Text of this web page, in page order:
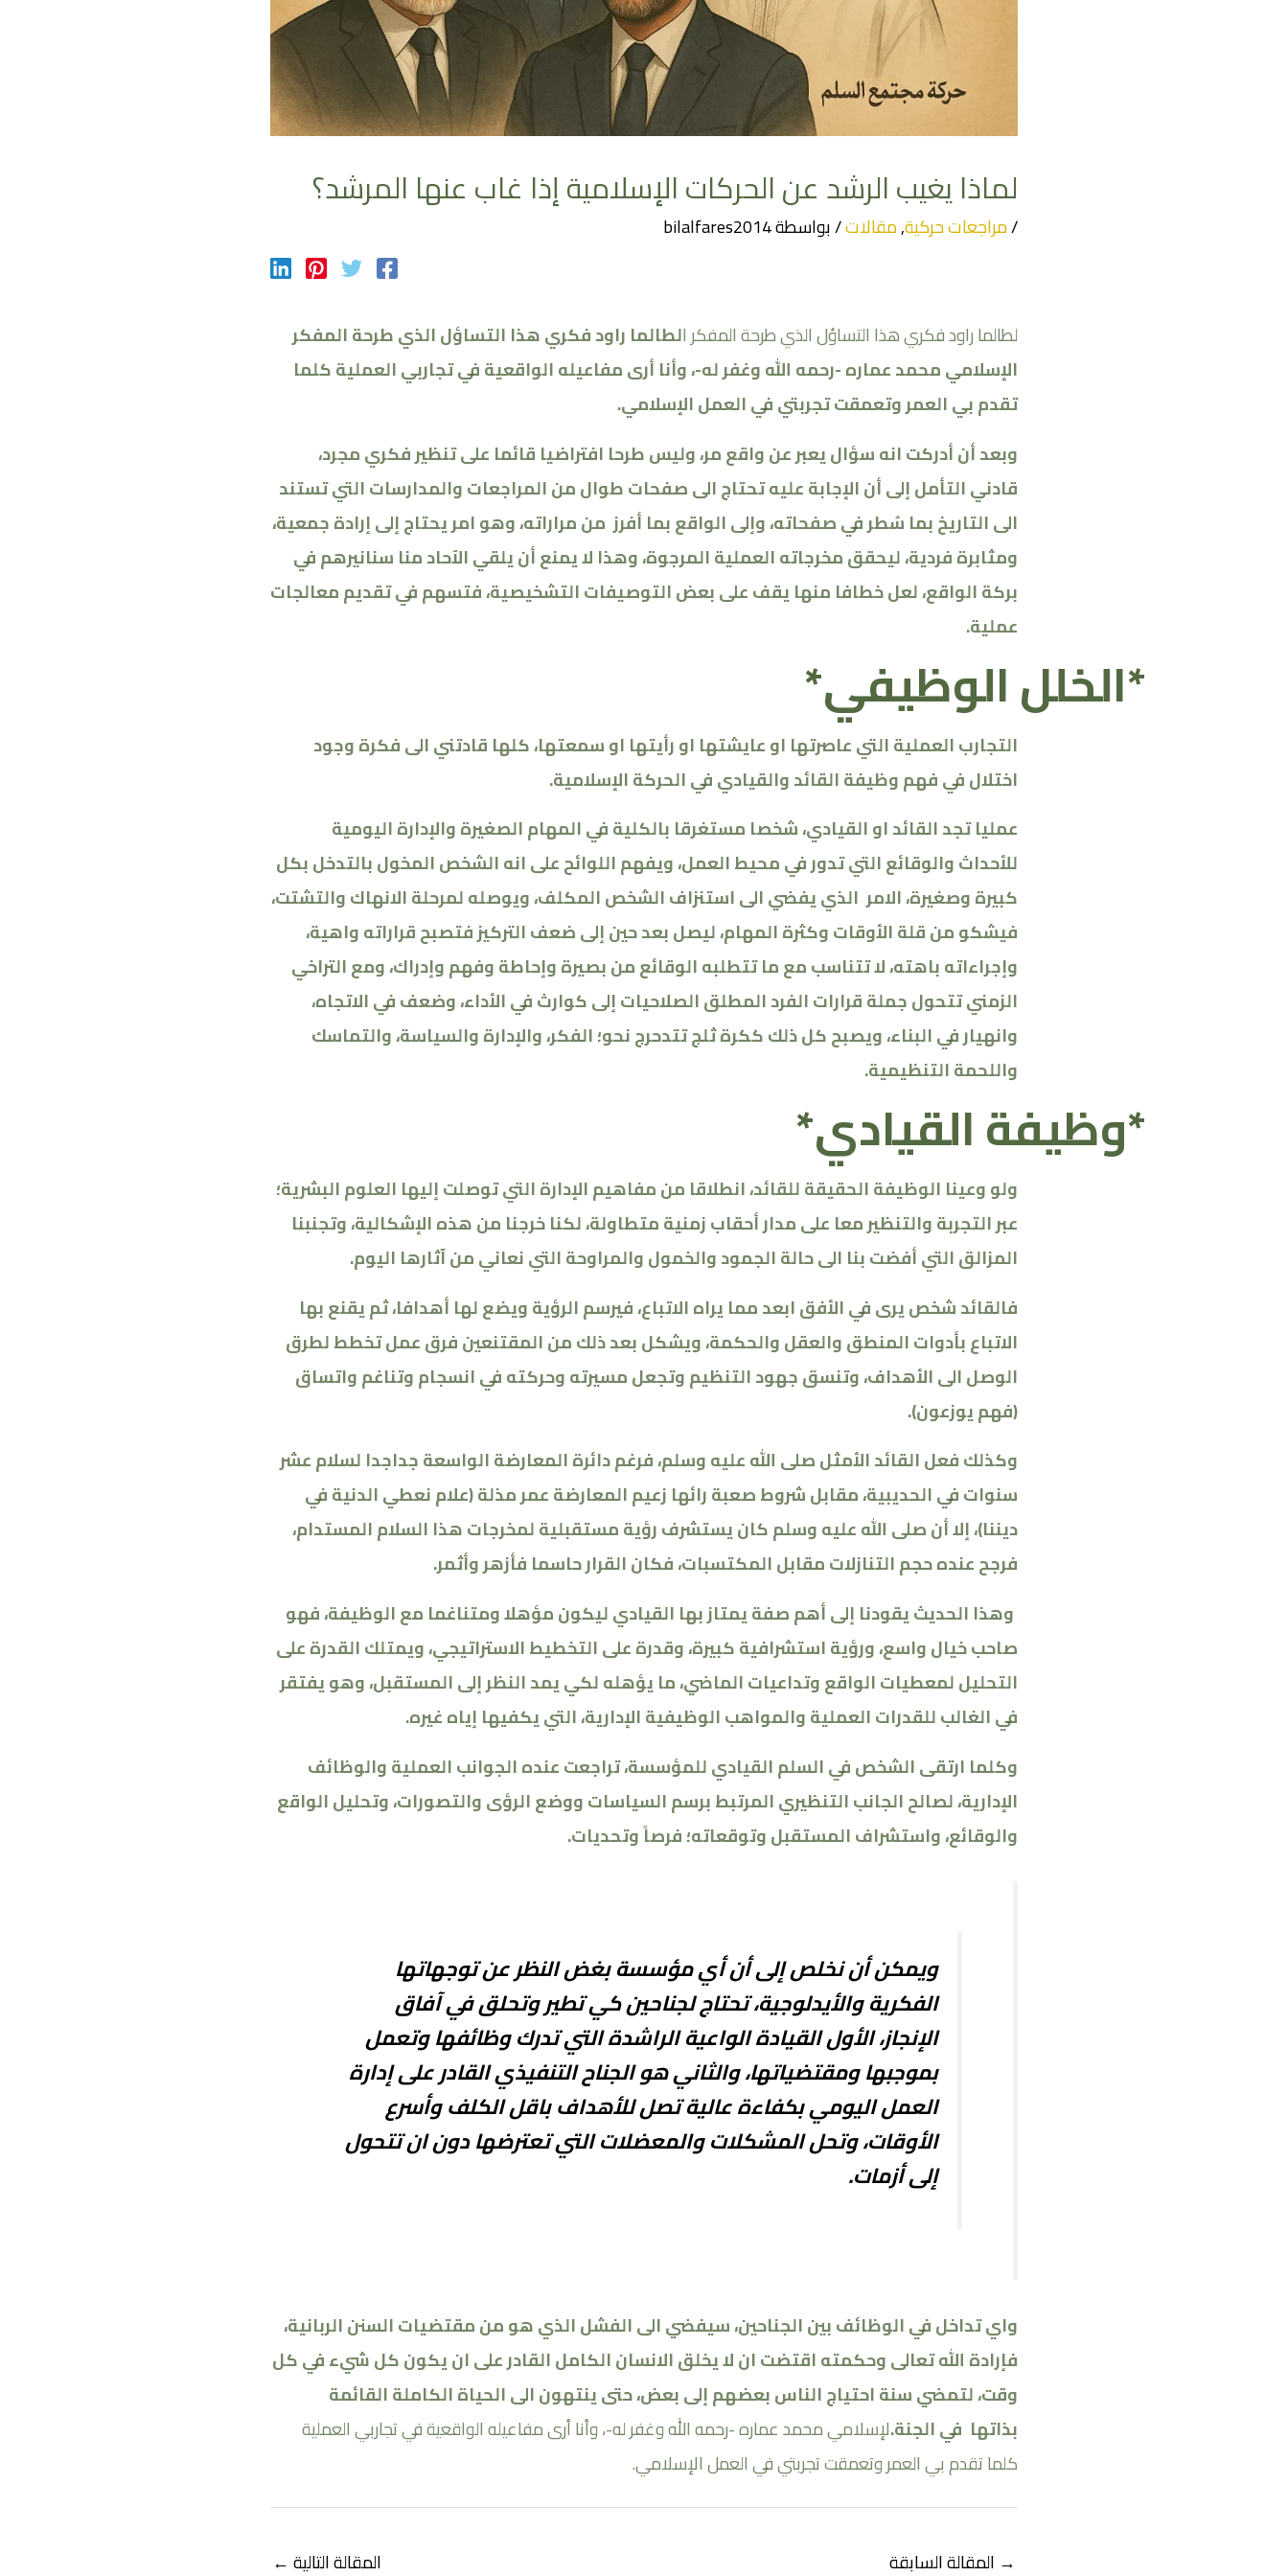
لماذا يغيب الرشد عن الحركات الإسلامية إذا غاب عنها المرشد؟
/مراجعات حركية,مقالات/ بواسطةbilalfares2014
لطالما راود فكري هذا التساؤل الذي طرحة المفكر الطالما راود فكري هذا التساؤل الذي طرحة المفكر
الإسلامي محمد عماره -رحمه الله وغفر له-، وأنا أرى مفاعيله الواقعية في تجاربي العملية كلما
تقدم بي العمر وتعمقت تجربتي في العمل الإسلامي.
وبعد أن أدركت انه سؤال يعبر عن واقع مر، وليس طرحا افتراضيا قائما على تنظير فكري مجرد،
قادني التأمل إلى أن الإجابة عليه تحتاج الى صفحات طوال من المراجعات والمدارسات التي تستند
الى التاريخ بما سُطر في صفحاته، وإلى الواقع بما أفرز من مراراته، وهو امر يحتاج إلى إرادة جمعية،
ومثابرة فردية، ليحقق مخرجاته العملية المرجوة، وهذا لا يمنع أن يلقي الآحاد منا سنانيرهم في
بركة الواقع، لعل خطافا منها يقف على بعض التوصيفات التشخيصية، فتسهم في تقديم معالجات
عملية.
*الخلل الوظيفي*
التجارب العملية التي عاصرتها او عايشتها او رأيتها او سمعتها، كلها قادتني الى فكرة وجود
اختلال في فهم وظيفة القائد والقيادي في الحركة الإسلامية.
عمليا تجد القائد او القيادي، شخصا مستغرقا بالكلية في المهام الصغيرة والإدارة اليومية
للأحداث والوقائع التي تدور في محيط العمل، ويفهم اللوائح على انه الشخص المخول بالتدخل بكل
كبيرة وصغيرة، الامر الذي يفضي الى استنزاف الشخص المكلف، ويوصله لمرحلة الانهاك والتشتت،
فيشكو من قلة الأوقات وكثرة المهام، ليصل بعد حين إلى ضعف التركيز فتصبح قراراته واهية،
وإجراءاته باهته، لا تتناسب مع ما تتطلبه الوقائع من بصيرة وإحاطة وفهم وإدراك، ومع التراخي
الزمني تتحول جملة قرارات الفرد المطلق الصلاحيات إلى كوارث في الأداء، وضعف في الاتجاه،
وانهيار في البناء، ويصبح كل ذلك ككرة ثلج تتدحرج نحو؛ الفكر، والإدارة والسياسة، والتماسك
واللحمة التنظيمية.
*وظيفة القيادي*
ولو وعينا الوظيفة الحقيقة للقائد، انطلاقا من مفاهيم الإدارة التي توصلت إليها العلوم البشرية؛
عبر التجربة والتنظير معا على مدار أحقاب زمنية متطاولة، لكنا خرجنا من هذه الإشكالية، وتجنبنا
المزالق التي أفضت بنا الى حالة الجمود والخمول والمراوحة التي نعاني من آثارها اليوم.
فالقائد شخص يرى في الأفق ابعد مما يراه الاتباع، فيرسم الرؤية ويضع لها أهدافا، ثم يقنع بها
الاتباع بأدوات المنطق والعقل والحكمة، ويشكل بعد ذلك من المقتنعين فرق عمل تخطط لطرق
الوصل الى الأهداف، وتنسق جهود التنظيم وتجعل مسيرته وحركته في انسجام وتناغم واتساق
(فهم يوزعون).
وكذلك فعل القائد الأمثل صلى الله عليه وسلم، فرغم دائرة المعارضة الواسعة جداجدا لسلام عشر
سنوات في الحديبية، مقابل شروط صعبة رائها زعيم المعارضة عمر مذلة (علام نعطي الدنية في
ديننا)، إلا أن صلى الله عليه وسلم كان يستشرف رؤية مستقبلية لمخرجات هذا السلام المستدام،
فرجح عنده حجم التنازلات مقابل المكتسبات، فكان القرار حاسما فأزهر وأثمر.
وهذا الحديث يقودنا إلى أهم صفة يمتاز بها القيادي ليكون مؤهلا ومتناغما مع الوظيفة، فهو
صاحب خيال واسع، ورؤية استشرافية كبيرة، وقدرة على التخطيط الاستراتيجي، ويمتلك القدرة على
التحليل لمعطيات الواقع وتداعيات الماضي، ما يؤهله لكي يمد النظر إلى المستقبل، وهو يفتقر
في الغالب للقدرات العملية والمواهب الوظيفية الإدارية، التي يكفيها إياه غيره.
وكلما ارتقى الشخص في السلم القيادي للمؤسسة، تراجعت عنده الجوانب العملية والوظائف
الإدارية، لصالح الجانب التنظيري المرتبط برسم السياسات ووضع الرؤى والتصورات، وتحليل الواقع
والوقائع، واستشراف المستقبل وتوقعاته؛ فرصاً وتحديات.
ويمكن أن نخلص إلى أن أي مؤسسة بغض النظر عن توجهاتها
الفكرية والأيدلوجية، تحتاج لجناحين كي تطير وتحلق في آفاق
الإنجاز، الأول القيادة الواعية الراشدة التي تدرك وظائفها وتعمل
بموجبها ومقتضياتها، والثاني هو الجناح التنفيذي القادر على إدارة
العمل اليومي بكفاءة عالية تصل للأهداف باقل الكلف وأسرع
الأوقات، وتحل المشكلات والمعضلات التي تعترضها دون ان تتحول
إلى أزمات.
واي تداخل في الوظائف بين الجناحين، سيفضي الى الفشل الذي هو من مقتضيات السنن الربانية،
فإرادة الله تعالى وحكمته اقتضت ان لا يخلق الانسان الكامل القادر على ان يكون كل شيء في كل
وقت، لتمضي سنة احتياج الناس بعضهم إلى بعض، حتى ينتهون الى الحياة الكاملة القائمة
بذاتها في الجنة.لإسلامي محمد عماره -رحمه الله وغفر له-، وأنا أرى مفاعيله الواقعية في تجاربي العملية
كلما تقدم بي العمر وتعمقت تجربتي في العمل الإسلامي.
→ المقالة السابقة المقالة التالية ←